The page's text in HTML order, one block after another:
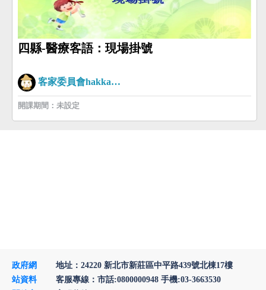
四縣-醫療客語：現場掛號
客家委員會hakkaman
開課期間：未設定
政府網
站資料
地址：24220 新北市新莊區中平路439號北棟17樓
客服專線：市話:0800000948 手機:03-3663530